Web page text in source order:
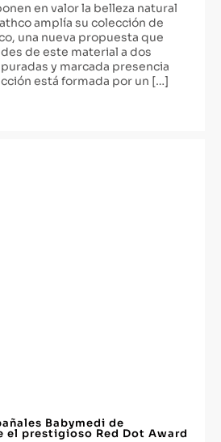
en valor la belleza natural
amplía su colección de
una nueva propuesta que
de este material a dos
y marcada presencia
está formada por un […]
Babymedi de
el prestigioso Red Dot Award